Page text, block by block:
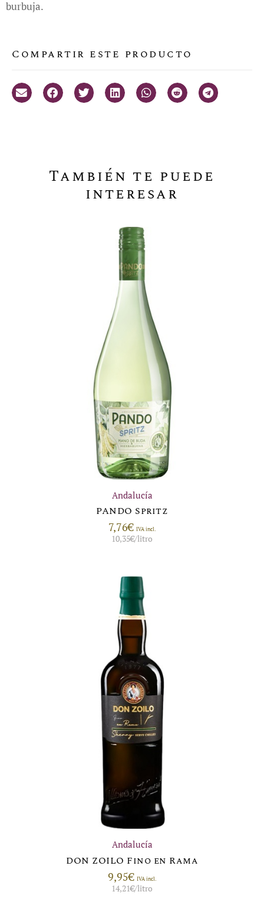
burbuja.
Compartir este producto
También te puede
interesar
Andalucía
PANDO Spritz
7,76€ IVA incl.
10,35€/litro
Andalucía
DON ZOILO Fino en Rama
9,95€ IVA incl.
14,21€/litro